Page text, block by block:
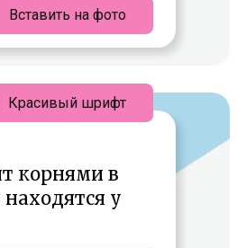
Вставить на фото
корнями в
у
Красивый шрифт